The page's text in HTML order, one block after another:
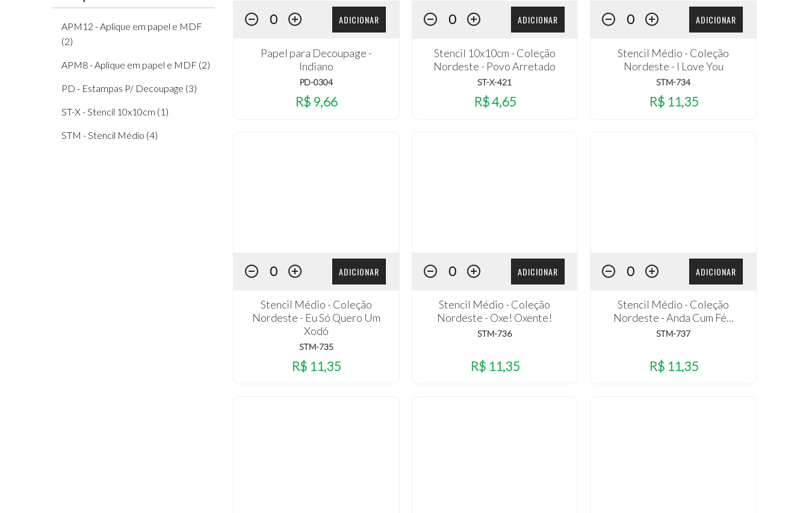
ADICIONAR
Papel para Decoupage -
Indiano
PD-0304
R$ 9,66
ADICIONAR
Stencil 10x10cm - Coleção
Nordeste - Povo Arretado
ST-X-421
R$ 4,65
ADICIONAR
Stencil Médio - Coleção
Nordeste - I Love You
STM-734
R$ 11,35
ADICIONAR
Stencil Médio - Coleção
Nordeste - Eu Só Quero Um
Xodó
STM-735
R$ 11,35
ADICIONAR
Stencil Médio - Coleção
Nordeste - Oxe! Oxente!
STM-736
R$ 11,35
ADICIONAR
Stencil Médio - Coleção
Nordeste - Anda Cum Fé...
STM-737
R$ 11,35
APM12 - Aplique em papel e MDF
(2)
APM8 - Aplique em papel e MDF (2)
PD - Estampas P/ Decoupage (3)
ST-X - Stencil 10x10cm (1)
STM - Stencil Médio (4)